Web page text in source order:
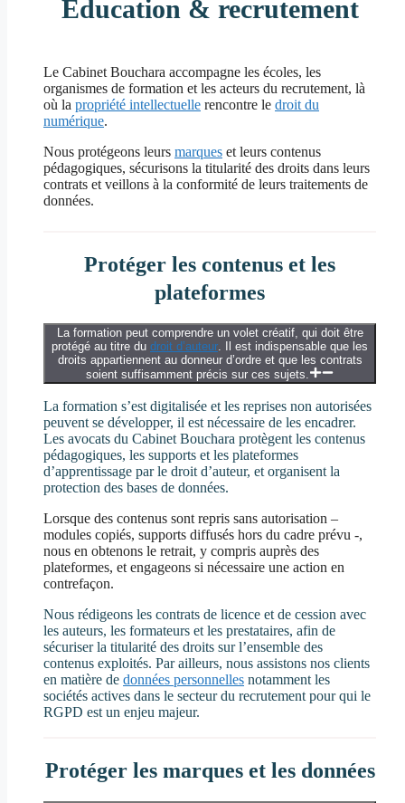
Education & recrutement
Le Cabinet Bouchara accompagne les écoles, les
organismes de formation et les acteurs du recrutement, là
où la propriété intellectuelle rencontre le droit du
numérique.
Nous protégeons leurs marques et leurs contenus
pédagogiques, sécurisons la titularité des droits dans leurs
contrats et veillons à la conformité de leurs traitements de
données.
Protéger les contenus et les
plateformes
La formation peut comprendre un volet créatif, qui doit être
protégé au titre du droit d’auteur. Il est indispensable que les
droits appartiennent au donneur d’ordre et que les contrats
soient suffisamment précis sur ces sujets.
La formation s’est digitalisée et les reprises non autorisées
peuvent se développer, il est nécessaire de les encadrer.
Les avocats du Cabinet Bouchara protègent les contenus
pédagogiques, les supports et les plateformes
d’apprentissage par le droit d’auteur, et organisent la
protection des bases de données.
Lorsque des contenus sont repris sans autorisation –
modules copiés, supports diffusés hors du cadre prévu -,
nous en obtenons le retrait, y compris auprès des
plateformes, et engageons si nécessaire une action en
contrefaçon.
Nous rédigeons les contrats de licence et de cession avec
les auteurs, les formateurs et les prestataires, afin de
sécuriser la titularité des droits sur l’ensemble des
contenus exploités. Par ailleurs, nous assistons nos clients
en matière de données personnelles notamment les
sociétés actives dans le secteur du recrutement pour qui le
RGPD est un enjeu majeur.
Protéger les marques et les données